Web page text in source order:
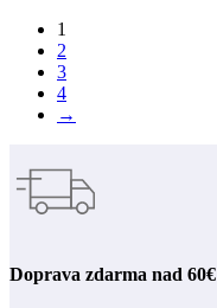
1
2
3
4
→
Doprava zdarma nad 60€